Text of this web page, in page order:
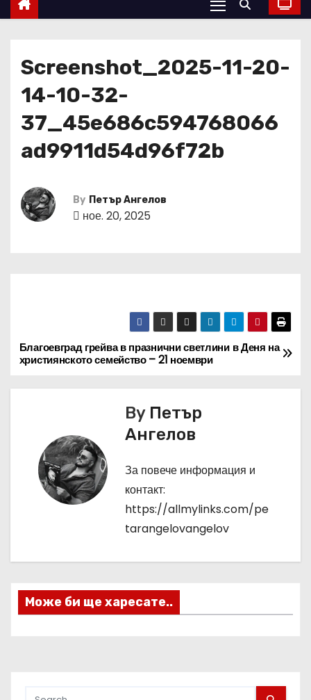
Screenshot_2025-11-20-
14-10-32-
37_45e686c594768066
ad9911d54d96f72b
By Петър Ангелов
ное. 20, 2025
Н
а
и
я
Благоевград грейва в празнични светлини в Деня на
християнското семейство – 21 ноември
By Петър
Ангелов
За повече информация и
контакт:
https://allmylinks.com/pe
tarangelovangelov
Може би ще харесате..